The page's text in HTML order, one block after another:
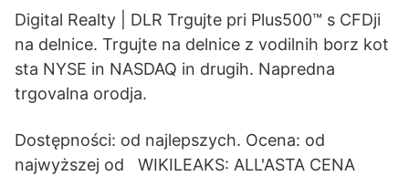
Digital Realty | DLR Trgujte pri Plus500™ s CFDji
na delnice. Trgujte na delnice z vodilnih borz kot
sta NYSE in NASDAQ in drugih. Napredna
trgovalna orodja.
Dostępności: od najlepszych. Ocena: od
najwyższej od WIKILEAKS: ALL'ASTA CENA